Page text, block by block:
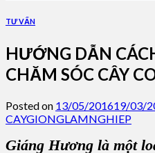
TƯ VẤN
HƯỚNG DẪN
CHĂM SÓC CÂY
Posted on 13/05/201619/03/
CAYGIONGLAMNGHIEP
Giáng Hương là một